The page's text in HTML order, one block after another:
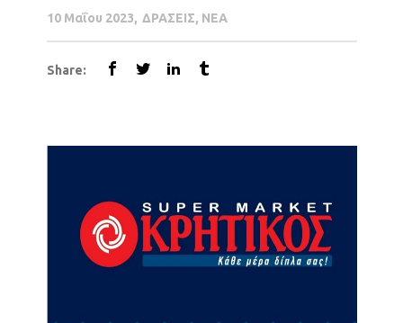
προτάσεις και πρωτοβουλίες που έχετε
κυβέρνηση, αναφορικά με το Δημογραφικό .
10 Μαΐου 2023 ΔΡΑΣΕΙΣ, ΝΕΑ
Share: